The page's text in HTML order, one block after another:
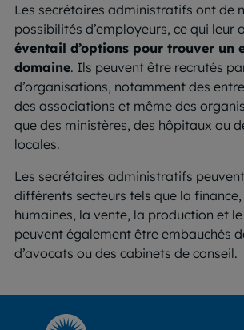
Les secrétaires administratifs ont de
possibilités d’employeurs, ce qui leur
éventail d’options pour trouver un
domaine. Ils peuvent être recrutés
d’organisations, notamment des
des associations et même des
que des ministères, des hôpitaux ou
locales.
Les secrétaires administratifs
différents secteurs tels que la finance,
humaines, la vente, la production et
peuvent également être embauchés
d’avocats ou des cabinets de conseil.